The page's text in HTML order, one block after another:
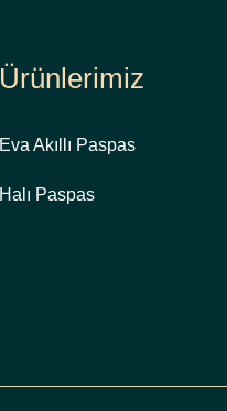
Ürünlerimiz
Eva Akıllı Paspas
Halı Paspas